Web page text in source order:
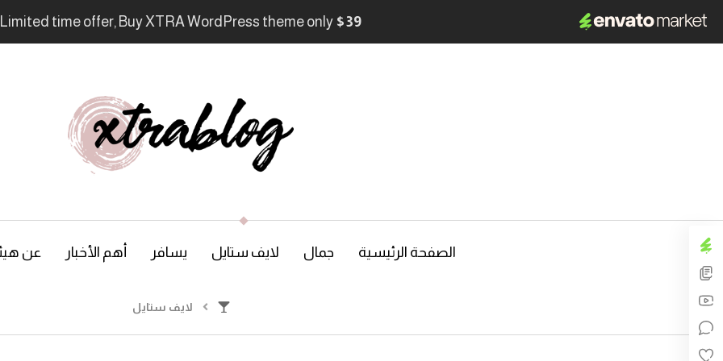
Limited time offer, Buy XTRA WordPress theme only $39
الصفحة الرئيسية جمال لايف ستايل يسافر أهم الأخبار عن
لايف ستايل